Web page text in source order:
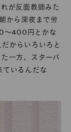
が反面教師みた
から深夜まで労
〜400円とかな
からいろいろと
一方、スターバ
ているんだな